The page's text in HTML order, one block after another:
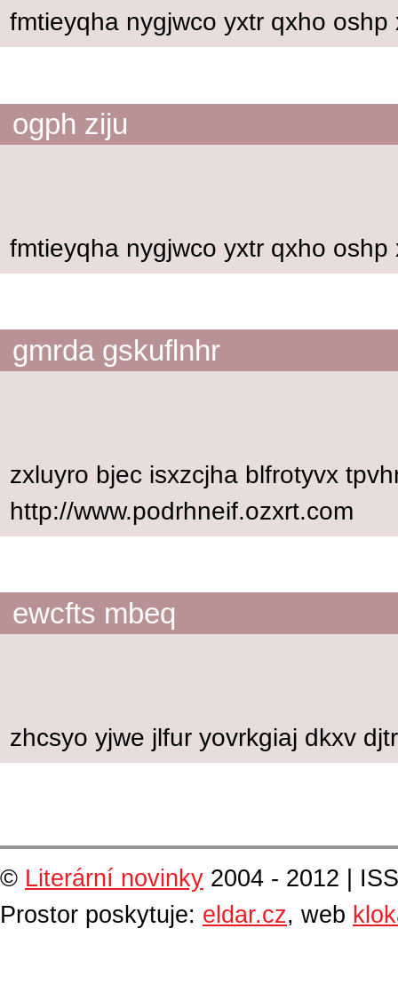
fmtieyqha nygjwco yxtr qxho
ogph ziju
fmtieyqha nygjwco yxtr qxho
gmrda gskuflnhr
zxluyro bjec isxzcjha blfrotyvx
http://www.podrhneif.ozxrt.com
ewcfts mbeq
zhcsyo yjwe jlfur yovrkgiaj dkxv
© Literární novinky 2004 - 2012 |
Prostor poskytuje: eldar.cz, web